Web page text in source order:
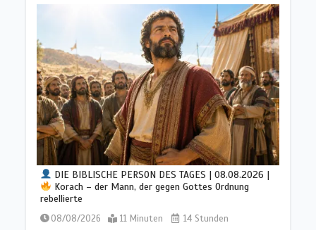
BALD KOMMT DER KÖNIG | 11.07.2026 |
Der Wein
Babylons: Täuschung und falsche Sicherheit
7 Minuten 4 Wochen
Sabbatschule mit Pastor Mark
Finley | Lektion 8 : Die
Vorrangstellung Christi |
Die
Briefe von Paulus an die Philipper &
Kolosser | 1/2026
14/02/2026 7 Minuten
Sabbatschule mit Pastor Mark
Finley | Lektion 7 : Himmlische
Staatsbürgerschaft |
Die Briefe
von Paulus an die Philipper &
Kolosser | 1/2026
07/02/2026 7 Minuten
DIE BIBLISCHE PERSON DES TAGES | 08.08.2026 |
Korach – der Mann, der gegen Gottes Ordnung
rebellierte
08/08/2026 11 Minuten
14 Stunden